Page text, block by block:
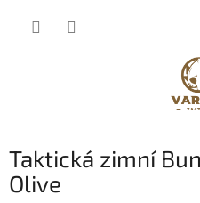
Taktická zimní
Olive